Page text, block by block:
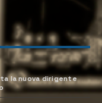
la nuova dirigente